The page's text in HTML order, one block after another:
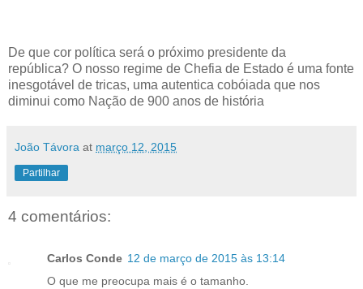
De que cor política será o próximo presidente da
república? O nosso regime de Chefia de Estado é uma fonte
inesgotável de tricas, uma autentica cobóiada que nos
diminui como Nação de 900 anos de história
João Távora at março 12, 2015
Partilhar
4 comentários:
Carlos Conde 12 de março de 2015 às 13:14
O que me preocupa mais é o tamanho.